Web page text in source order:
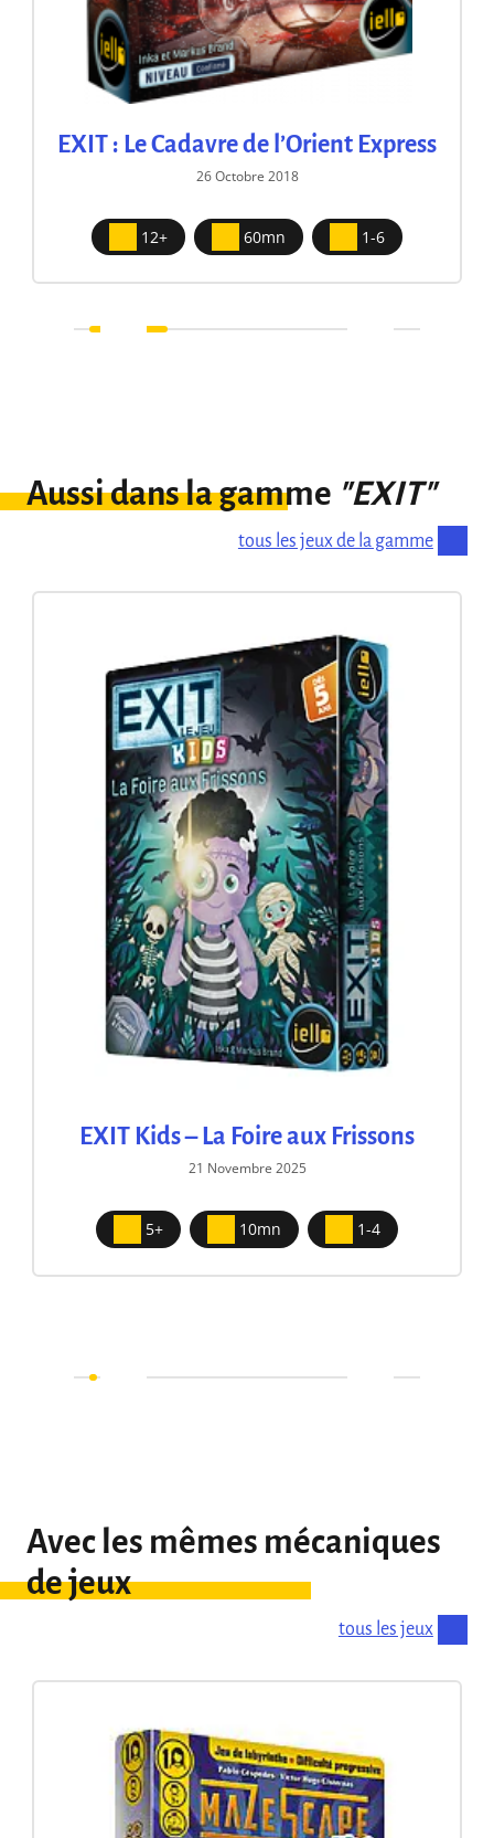
EXIT : Le Cadavre de l’Orient Express
26 Octobre 2018
12+ 60mn 1-6
Aussi dans la gamme "EXIT"
tous les jeux de la gamme
EXIT Kids – La Foire aux Frissons
21 Novembre 2025
5+ 10mn 1-4
Avec les mêmes mécaniques
de jeux
tous les jeux